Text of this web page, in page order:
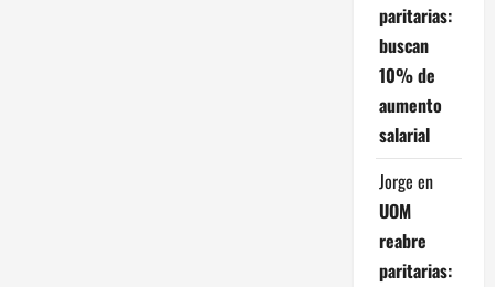
paritarias:
buscan
10% de
aumento
salarial
Jorge en
UOM
reabre
paritarias: